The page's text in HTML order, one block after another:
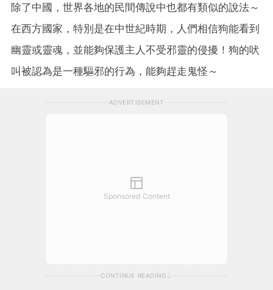
除了中國，世界各地的民間傳說中也都有類似的說法～
在西方國家，特別是在中世紀時期，人們相信狗能看到
幽靈或靈魂，並能夠保護主人不受邪靈的侵擾！狗的吠
叫被認為是一種驅邪的行為，能夠趕走鬼怪～
ADVERTISEMENT
Sponsored Content
CONTINUE READING